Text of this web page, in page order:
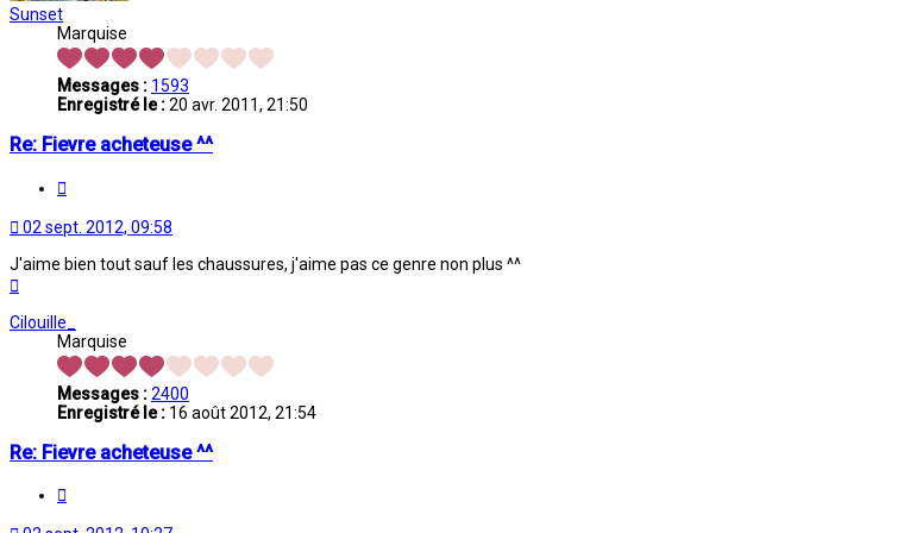
Sunset
Marquise
Messages : 1593
Enregistré le :20 avr. 2011, 21:50
Re: Fievre acheteuse ^^
02 sept. 2012, 09:58
J'aime bien tout sauf les chaussures, j'aime pas ce genre non plus ^^
Cilouille_
Marquise
Messages :2400
Enregistré le : 16 août 2012, 21:54
Re: Fievre acheteuse ^^